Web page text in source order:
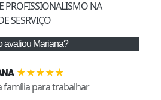
PROFISSIONALISMO NA
SESRVIÇO
avaliou Mariana?
★★★★★
família para trabalhar